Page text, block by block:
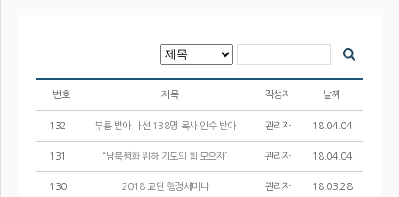
번호 제목 작성자 날짜
132 부름 받아 나선 138명 목사 안수 받아 관리자 18.04.04
131 “남북평화 위해 기도의 힘 모으자” 관리자 18.04.04
130 2018 교단 행정세미나 관리자 18.03.28